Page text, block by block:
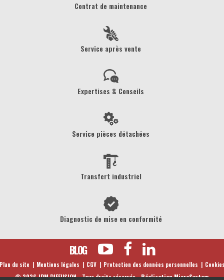
Contrat de maintenance
Service après vente
Expertises & Conseils
Service pièces détachées
Transfert industriel
Diagnostic de mise en conformité
BLOG
du site Mentions légales CGV Protection des données personnelles
©2026JPM DIFFUSION - Tous droits réservés -Réalisation MicroSystem